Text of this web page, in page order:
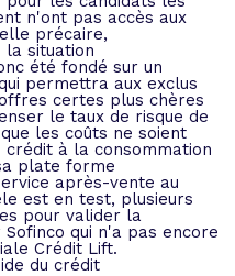
n'ont pas accès aux
précaire,
la situation
été fondé sur un
permettra aux exclus
certes plus chères
le taux de risque de
les coûts ne soient
à la consommation
plate forme
après-vente au
est en test, plusieurs
pour valider la
qui n'a pas encore
Crédit Lift.
du crédit